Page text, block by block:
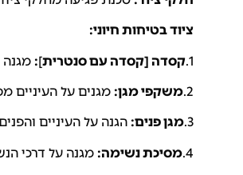
ציוד בטיחות חיוני:
1. קסדה [קסדה עם סנטרית]
: מגנה
2. משקפי מגן: מגנים על העיניים
3. מגן פנים: הגנה על העיניים
4. מסיכת נשימה: מגנה על דרכי